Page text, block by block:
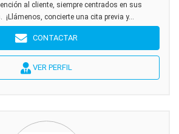
al cliente, siempre centrados en sus
¡Llámenos, concierte una cita previa y...
CONTACTAR
VER PERFIL